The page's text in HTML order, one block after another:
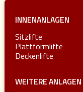
INNENANLAGEN
Sitzlifte
Plattformlifte
Deckenlifte
WEITERE ANLAGEN